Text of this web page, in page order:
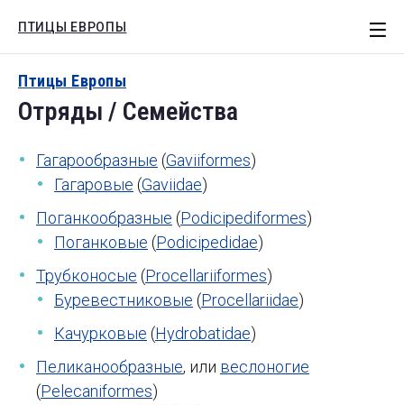
ПТИЦЫ ЕВРОПЫ
ЕВРОПА
МОТИВЫ
КНИГИ
Поиск
Птицы Европы
Отряды / Семейства
Гагарообразные (Gaviiformes)
Гагаровые (Gaviidae)
Поганкообразные (Podicipediformes)
Поганковые (Podicipedidae)
Трубконосые (Procellariiformes)
Буревестниковые (Procellariidae)
Качурковые (Hydrobatidae)
Пеликанообразные, или веслоногие
(Pelecaniformes)